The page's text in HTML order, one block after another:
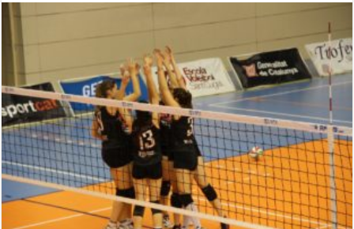
jaar
2019
aan
de
slag
bij
Hebo
Borsbeke-
Herzele